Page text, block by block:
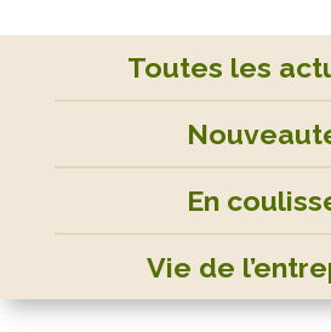
Toutes les
En
Vie de